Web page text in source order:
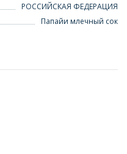
РОССИЙСКАЯ ФЕДЕРАЦИЯ
Папайи млечный сок